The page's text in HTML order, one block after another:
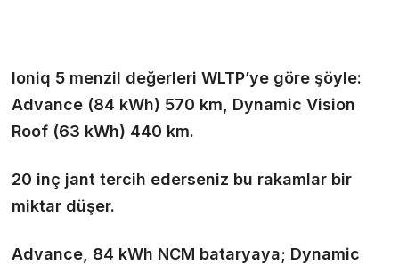
Ioniq 5 menzil değerleri WLTP’ye göre şöyle:
Advance (84 kWh) 570 km, Dynamic Vision
Roof (63 kWh) 440 km.
20 inç jant tercih ederseniz bu rakamlar bir
miktar düşer.
Advance, 84 kWh NCM bataryaya; Dynamic